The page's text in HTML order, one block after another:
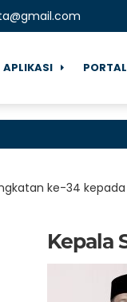
APLIKASI
ke-34
Kepala